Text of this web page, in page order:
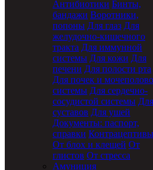
Антибиотики Бинты,
бандажи Воротники,
попоны Для глаз Для
желудочно-кишечного
тракта Для иммунной
системы Для кожи Для
печени Для полости рта
Для почек и
системы Для сердечно-
сосудистой системы Для
суставов Для ушей
Документы: паспорт,
справки Контрацептивы
От блох и клещей От
глистов От стресса
Амуниция